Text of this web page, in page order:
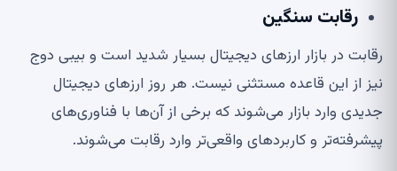
رقابت سنگین
رقابت در بازار ارزهای دیجیتال بسیار شدید است و بیبی دوج
نیز از این قاعده مستثنی نیست. هر روز ارزهای دیجیتال
جدیدی وارد بازار می‌شوند که برخی از آن‌ها با فناوری‌های
پیشرفته‌تر و کاربردهای واقعی‌تر وارد رقابت می‌شوند.